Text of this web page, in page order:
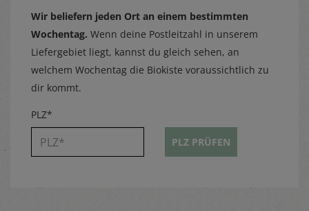
Wir beliefern jeden Ort an einem bestimmten
Wochentag. Wenn deine Postleitzahl in unserem
Liefergebiet liegt, kannst du gleich sehen, an
welchem Wochentag die Biokiste voraussichtlich zu
dir kommt.
PLZ*
PLZ PRÜFEN